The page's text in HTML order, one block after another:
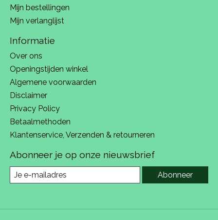
Mijn bestellingen
Mijn verlanglijst
Informatie
Over ons
Openingstijden winkel
Algemene voorwaarden
Disclaimer
Privacy Policy
Betaalmethoden
Klantenservice, Verzenden & retourneren
Abonneer je op onze nieuwsbrief
Abonneer